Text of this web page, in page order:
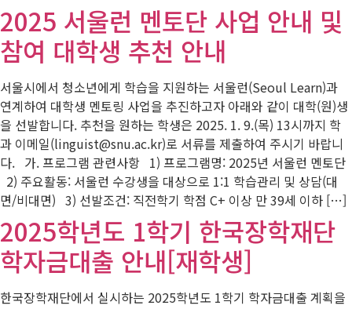
2025 서울런 멘토단 사업 안내 및
참여 대학생 추천 안내
서울시에서 청소년에게 학습을 지원하는 서울런(Seoul Learn)과
연계하여 대학생 멘토링 사업을 추진하고자 아래와 같이 대학(원)생
을 선발합니다. 추천을 원하는 학생은 2025. 1. 9.(목) 13시까지 학
과 이메일(linguist@snu.ac.kr)로 서류를 제출하여 주시기 바랍니
다. 가. 프로그램 관련사항 1) 프로그램명: 2025년 서울런 멘토단
2) 주요활동: 서울런 수강생을 대상으로 1:1 학습관리 및 상담(대
면/비대면) 3) 선발조건: 직전학기 학점 C+ 이상 만 39세 이하 […]
2025학년도 1학기 한국장학재단
학자금대출 안내[재학생]
한국장학재단에서 실시하는 2025학년도 1학기 학자금대출 계획을